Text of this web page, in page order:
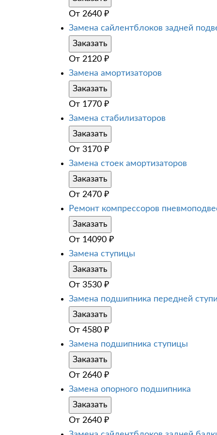
От 2640 ₽
Замена сайлентблоков задней
Заказать
От 2120 ₽
Замена амортизаторов
Заказать
От 1770 ₽
Замена стабилизаторов
Заказать
От 3170 ₽
Замена стоек амортизаторов
Заказать
От 2470 ₽
Ремонт компрессоров
Заказать
От 14090 ₽
Замена ступицы
Заказать
От 3530 ₽
Замена подшипника передней
Заказать
От 4580 ₽
Замена подшипника ступицы
Заказать
От 2640 ₽
Замена опорного подшипника
Заказать
От 2640 ₽